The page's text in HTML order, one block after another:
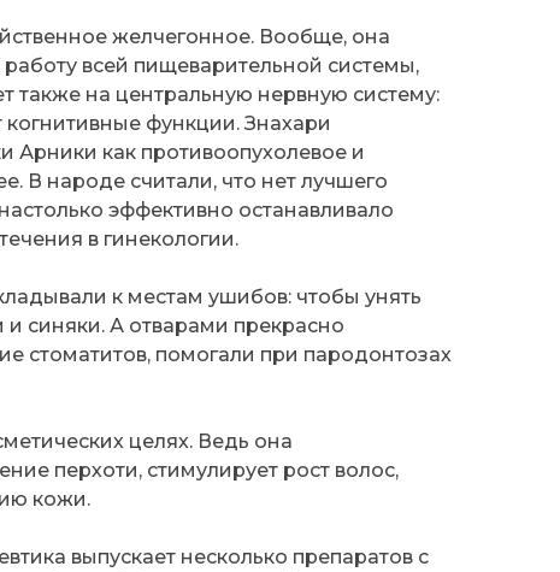
желчегонное. Вообще, она
работу всей пищеварительной системы,
также на центральную нервную систему:
когнитивные функции. Знахари
Арники как противоопухолевое и
В народе считали, что нет лучшего
эффективно останавливало
в гинекологии.
к местам ушибов: чтобы унять
и синяки. А отварами прекрасно
стоматитов, помогали при пародонтозах
целях. Ведь она
перхоти, стимулирует рост волос,
кожи.
выпускает несколько препаратов с